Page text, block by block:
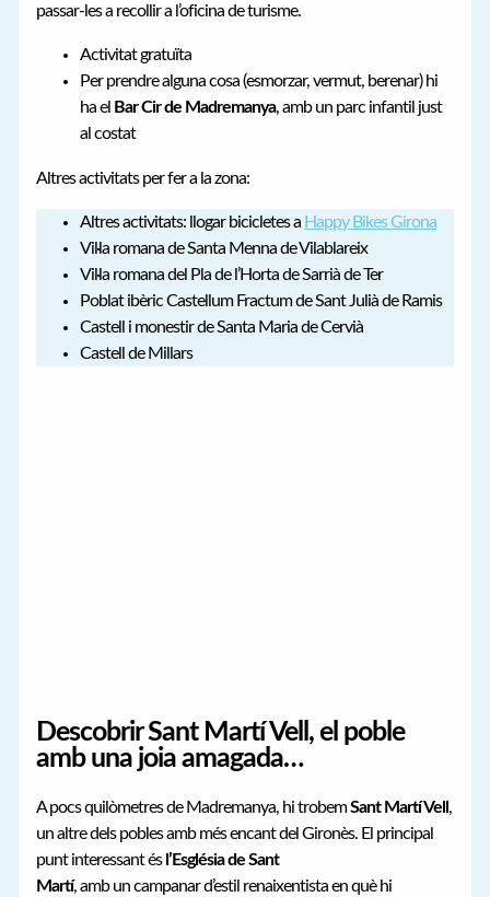
passar-les a recollir a l’oficina de turisme.
Activitat gratuïta
Per prendre alguna cosa (esmorzar, vermut, berenar) hi
ha el Bar Cir de Madremanya, amb un parc infantil just
al costat
Altres activitats per fer a la zona:
Altres activitats: llogar bicicletes a Happy Bikes Girona
Vil·la romana de Santa Menna de Vilablareix
Vil·la romana del Pla de l’Horta de Sarrià de Ter
Poblat ibèric Castellum Fractum de Sant Julià de Ramis
Castell i monestir de Santa Maria de Cervià
Castell de Millars
Descobrir Sant Martí Vell, el poble
amb una joia amagada…
A pocs quilòmetres de Madremanya, hi trobemSant Martí Vell ,
un altre dels pobles amb més encant del Gironès. El principal
punt interessant és l’Església de Sant
Martí, amb un campanar d’estil renaixentista en què hi